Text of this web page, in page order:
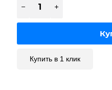
Купить в 1 клик